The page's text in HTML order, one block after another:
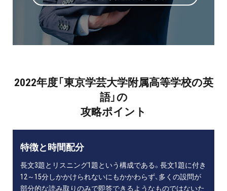
2022年度「東京学芸大学附属高等学校の英
語」の
攻略ポイント
特徴と時間配分
長文3題とリスニング1題という構成である。長文1題に付き
12～15分しかかけられないにもかかわらず、多くの設問が
部分的な読み取りのみで即答できるようなものではないた